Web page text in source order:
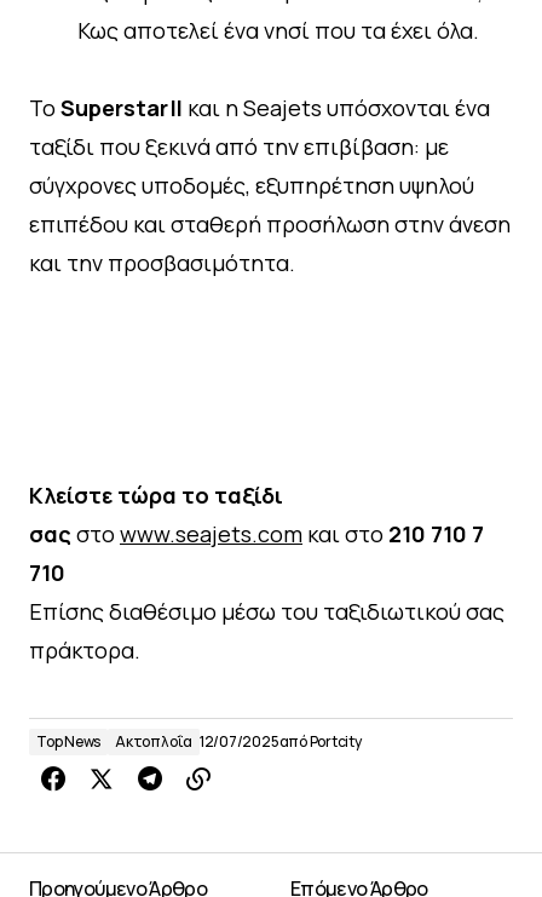
Κως αποτελεί ένα νησί που τα έχει όλα.
Το Superstar II και η Seajets υπόσχονται ένα
ταξίδι που ξεκινά από την επιβίβαση: με
σύγχρονες υποδομές, εξυπηρέτηση υψηλού
επιπέδου και σταθερή προσήλωση στην άνεση
και την προσβασιμότητα.
Κλείστε τώρα το ταξίδι
σας στο www.seajets.com και στο 210 710 7
710
Επίσης διαθέσιμο μέσω του ταξιδιωτικού σας
πράκτορα.
Top News Ακτοπλοΐα 12/07/2025απόPortcity
Προηγούμενο Άρθρο
Επόμενο Άρθρο